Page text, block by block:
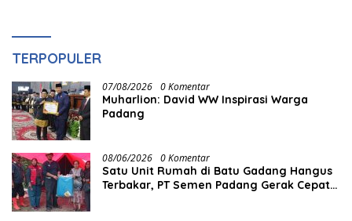
TERPOPULER
07/08/2026 0 Komentar
Muharlion: David WW Inspirasi Warga
Padang
08/06/2026 0 Komentar
Satu Unit Rumah di Batu Gadang Hangus
Terbakar, PT Semen Padang Gerak Cepat